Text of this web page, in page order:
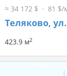
≈ 34 172 $ 81 $/
Теляково,
423.9 м2